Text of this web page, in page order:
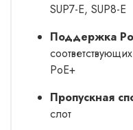
SUP7-E, SUP8-E
Поддержка
PoE+
Пропускная
слот